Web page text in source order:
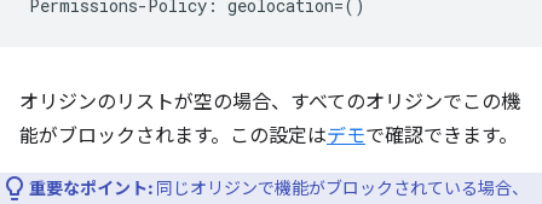
オリジンのリストが空の場合、すべてのオリジンでこの機
能がブロックされます。この設定はデモで確認できます。
重要なポイント: 同じオリジンで機能がブロックされている場合、